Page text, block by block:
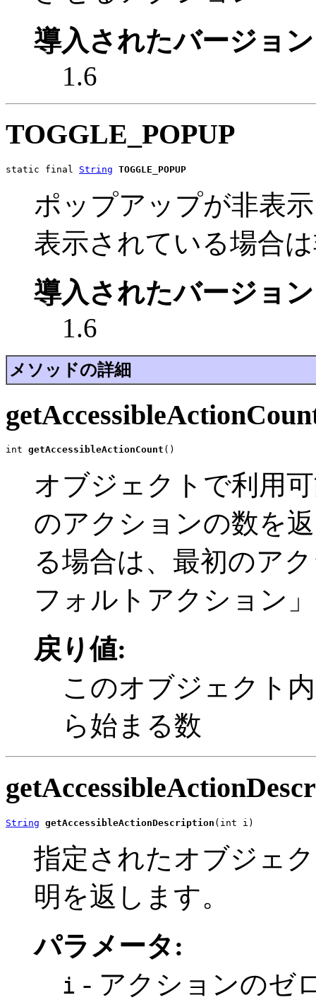
導入されたバージョ
1.6
TOGGLE_POPUP
static final String TOGGLE_POPUP
ポップアップが非表
表示されている場合
導入されたバージョ
1.6
メソッドの詳細
int getAccessibleActionCount ()
オブジェクトで利用
のアクションの数を
る場合は、最初のア
フォルトアクション
戻り値:
このオブジェクト
ら始まる数
String getAccessibleActionDescription (int i)
指定されたオブジェ
明を返します。
パラメータ:
i - アクションのゼ